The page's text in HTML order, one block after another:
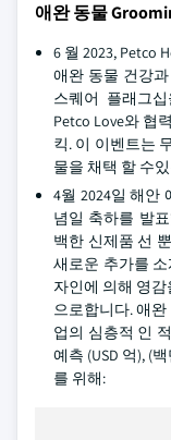
애완 동물
6 월 2023, Petco
애완 동물 건강
스퀘어 플래그
Petco Love와 협
킥. 이 이벤트는
물을 채택 할 수
4월 2024일 해안
념일 축하를 발
백한 신제품 선
새로운 추가를
자인에 의해 영
으로합니다.애완
업의 심층적 인
예측 (USD 억), (
를 위해: